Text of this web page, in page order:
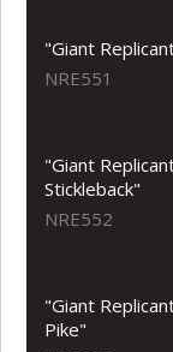
"Giant
NRE551
"Giant
Stickleback"
NRE552
"Giant
Pike"